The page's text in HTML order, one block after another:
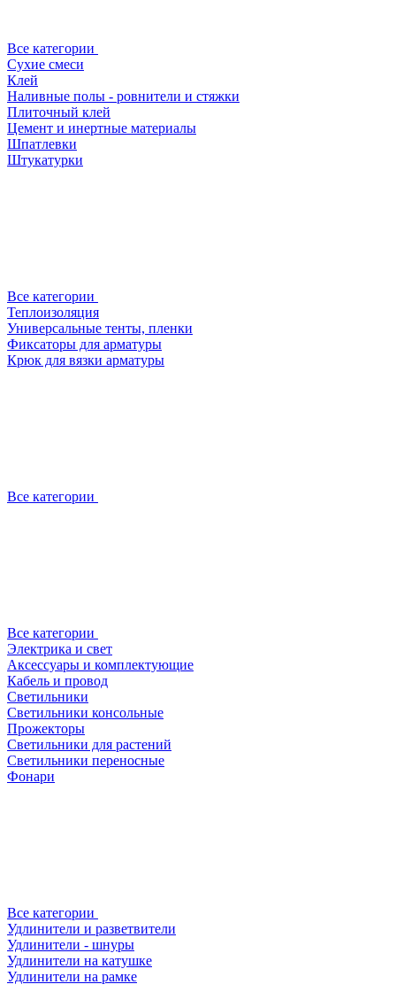
Все категории
Сухие смеси
Клей
Наливные полы - ровнители и стяжки
Плиточный клей
Цемент и инертные материалы
Шпатлевки
Штукатурки
Все категории
Теплоизоляция
Универсальные тенты, пленки
Фиксаторы для арматуры
Крюк для вязки арматуры
Все категории
Все категории
Электрика и свет
Аксессуары и комплектующие
Кабель и провод
Светильники
Светильники консольные
Прожекторы
Светильники для растений
Светильники переносные
Фонари
Все категории
Удлинители и разветвители
Удлинители - шнуры
Удлинители на катушке
Удлинители на рамке